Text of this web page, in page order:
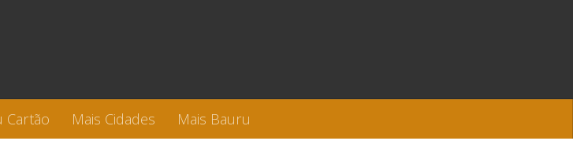
Cartão Mais Cidades Mais Bauru